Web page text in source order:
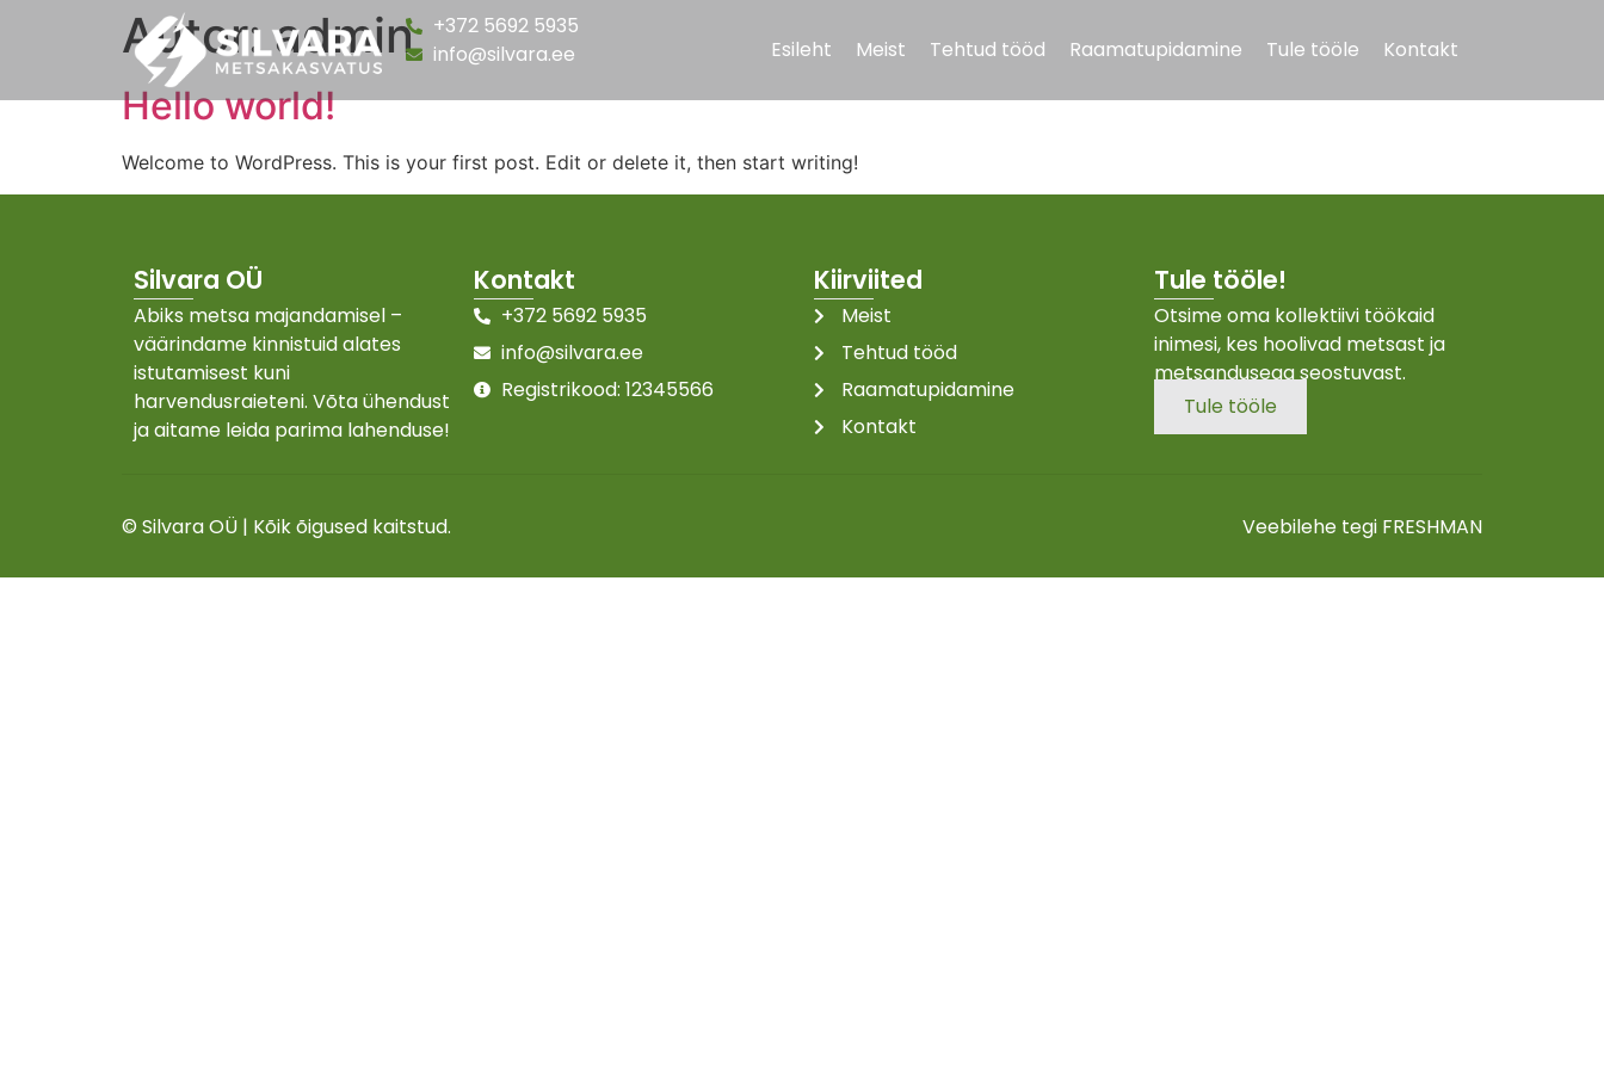
+372 5692 5935
info@silvara.ee
Esileht Meist Tehtud tööd Raamatupidamine Tule tööle Kontakt
Autor:admin
Hello world!
Welcome to WordPress. This is your first post. Edit or delete it, then start writing!
Silvara OÜ
Abiks metsa majandamisel –
väärindame kinnistuid alates
istutamisest kuni
harvendusraieteni. Võta ühendust
ja aitame leida parima lahenduse!
Kontakt
+372 5692 5935
info@silvara.ee
Registrikood: 12345566
Kiirviited
Meist
Tehtud tööd
Raamatupidamine
Kontakt
Tule tööle!
Otsime oma kollektiivi töökaid
inimesi, kes hoolivad metsast ja
metsandusega seostuvast.
Tule tööle
© Silvara OÜ | Kõik õigused kaitstud. Veebilehe tegi FRESHMAN